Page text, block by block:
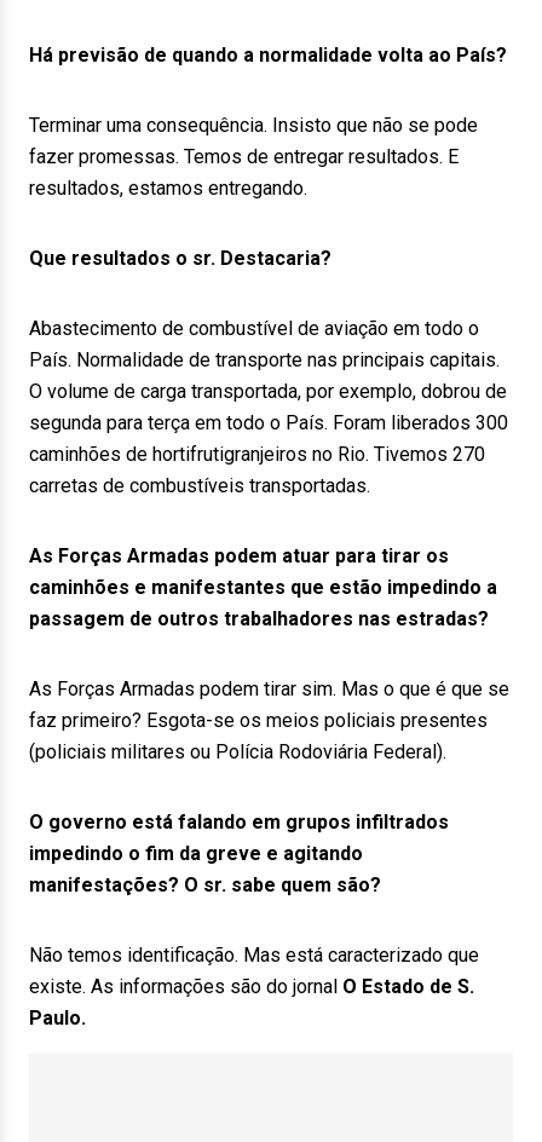
Há previsão de quando a normalidade volta ao País?
Terminar uma consequência. Insisto que não se pode
fazer promessas. Temos de entregar resultados. E
resultados, estamos entregando.
Que resultados o sr. Destacaria?
Abastecimento de combustível de aviação em todo o
País. Normalidade de transporte nas principais capitais.
O volume de carga transportada, por exemplo, dobrou de
segunda para terça em todo o País. Foram liberados 300
caminhões de hortifrutigranjeiros no Rio. Tivemos 270
carretas de combustíveis transportadas.
As Forças Armadas podem atuar para tirar os
caminhões e manifestantes que estão impedindo a
passagem de outros trabalhadores nas estradas?
As Forças Armadas podem tirar sim. Mas o que é que se
faz primeiro? Esgota-se os meios policiais presentes
(policiais militares ou Polícia Rodoviária Federal).
O governo está falando em grupos infiltrados
impedindo o fim da greve e agitando
manifestações? O sr. sabe quem são?
Não temos identificação. Mas está caracterizado que
existe. As informações são do jornal O Estado de S.
Paulo.